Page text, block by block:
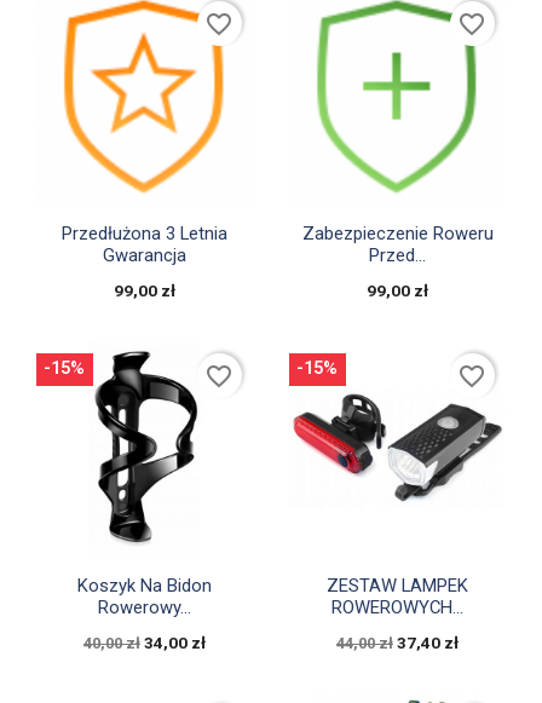
Szybki podgląd
Przedłużona 3 Letnia
Gwarancja
99,00 zł
favorite_border
Szybki podgląd
Zabezpieczenie Roweru
Przed...
99,00 zł
favorite_border
Szybki podgląd
Koszyk Na Bidon
Rowerowy...
40,00 zł 34,00 zł
-15% favorite_border
Szybki podgląd
ZESTAW LAMPEK
ROWEROWYCH...
44,00 zł 37,40 zł
-15% favorite_border